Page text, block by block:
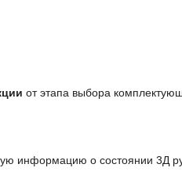
от этапа выбора
информацию о состоянии 3Д